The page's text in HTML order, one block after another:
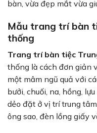
bàn, vừa đẹp mắt vừa
Mẫu trang trí bàn
thống
Trang trí bàn tiệc
thống là cách đơn giản
một mâm ngũ quả với
bưởi, chuối, na, hồng,
dẻo đặt ở vị trí trung
ông sao, đèn lồng giấy